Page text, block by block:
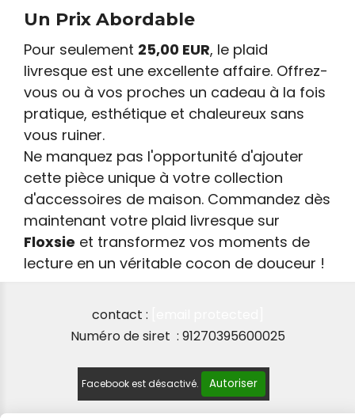
Un Prix Abordable
Pour seulement 25,00 EUR, le plaid
livresque est une excellente affaire. Offrez-
vous ou à vos proches un cadeau à la fois
pratique, esthétique et chaleureux sans
vous ruiner.
Ne manquez pas l'opportunité d'ajouter
cette pièce unique à votre collection
d'accessoires de maison. Commandez dès
maintenant votre plaid livresque sur
Floxsie et transformez vos moments de
lecture en un véritable cocon de douceur !
contact :
Numéro de siret : 91270395600025
Facebook est désactivé. Autoriser